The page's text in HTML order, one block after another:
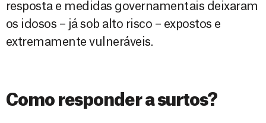
resposta e medidas governamentais deixaram
os idosos – já sob alto risco – expostos e
extremamente vulneráveis.
Como responder a surtos?